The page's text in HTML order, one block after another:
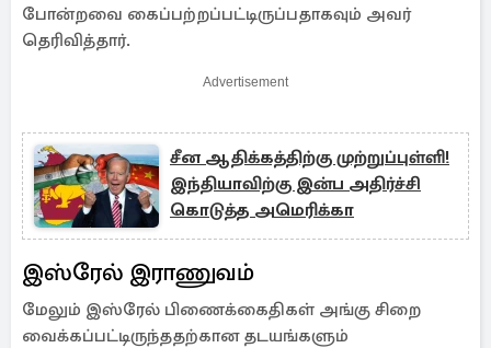
போன்றவை கைப்பற்றப்பட்டிருப்பதாகவும் அவர்
தெரிவித்தார்.
Advertisement
சீன ஆதிக்கத்திற்கு முற்றுப்புள்ளி!
இந்தியாவிற்கு இன்ப அதிர்ச்சி
கொடுத்த அமெரிக்கா
இஸ்ரேல் இராணுவம்
மேலும் இஸ்ரேல் பிணைக்கைதிகள் அங்கு சிறை
வைக்கப்பட்டிருந்ததற்கான தடயங்களும்